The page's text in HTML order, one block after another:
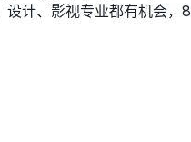
计、影视专业都有机会，8